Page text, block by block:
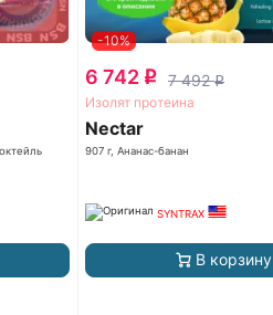
-10%
6 742 q 7 492q
Изолят протеина
Nectar
907 г, Ананас-банан
SYNTRAX
В корзину